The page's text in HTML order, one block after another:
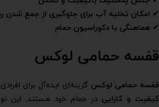
✔ امکان تخلیه آب برای جلوگیری از جمع شدن
✔ هماهنگی با دکوراسیون حمام
قفسه حمامی لوکس
قفسه حمامی لوکس گزینه‌ای ایده‌آل برای
کیفیت و کارایی در حمام خود هستند. این